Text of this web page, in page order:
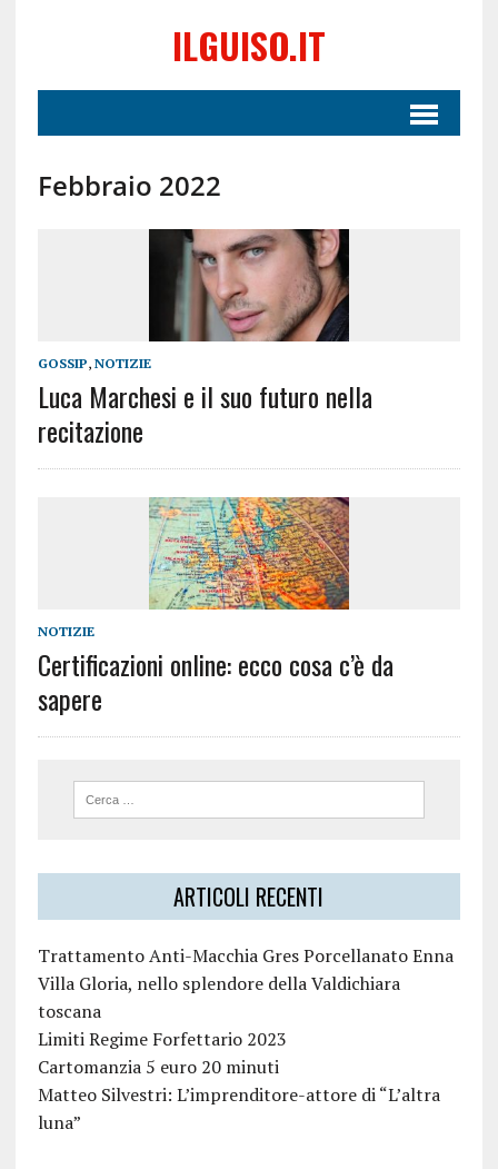
ILGUISO.IT
Febbraio 2022
GOSSIP, NOTIZIE
Luca Marchesi e il suo futuro nella
recitazione
NOTIZIE
Certificazioni online: ecco cosa c’è da
sapere
ARTICOLI RECENTI
Trattamento Anti-Macchia Gres Porcellanato Enna
Villa Gloria, nello splendore della Valdichiara
toscana
Limiti Regime Forfettario 2023
Cartomanzia 5 euro 20 minuti
Matteo Silvestri: L’imprenditore-attore di “L’altra
luna”